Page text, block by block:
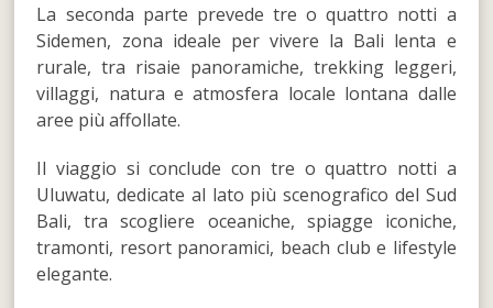
La seconda parte prevede tre o quattro notti a
Sidemen, zona ideale per vivere la Bali lenta e
rurale, tra risaie panoramiche, trekking leggeri,
villaggi, natura e atmosfera locale lontana dalle
aree più affollate.
Il viaggio si conclude con tre o quattro notti a
Uluwatu, dedicate al lato più scenografico del Sud
Bali, tra scogliere oceaniche, spiagge iconiche,
tramonti, resort panoramici, beach club e lifestyle
elegante.